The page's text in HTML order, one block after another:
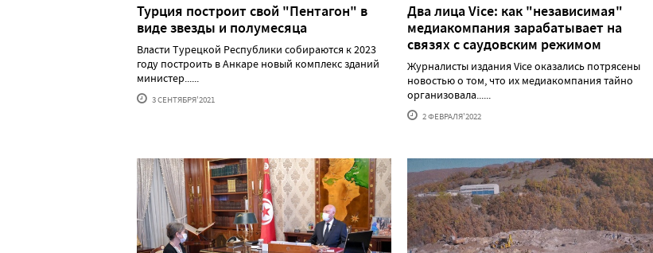
Турция построит свой "Пентагон" в
виде звезды и полумесяца
Власти Турецкой Республики собираются к 2023
году построить в Анкаре новый комплекс зданий
министер......
3 СЕНТЯБРЯ'2021
Два лица Vice: как "независимая"
медиакомпания зарабатывает на
связях с саудовским режимом
Журналисты издания Vice оказались потрясены
новостью о том, что их медиакомпания тайно
организовала......
2 ФЕВРАЛЯ'2022